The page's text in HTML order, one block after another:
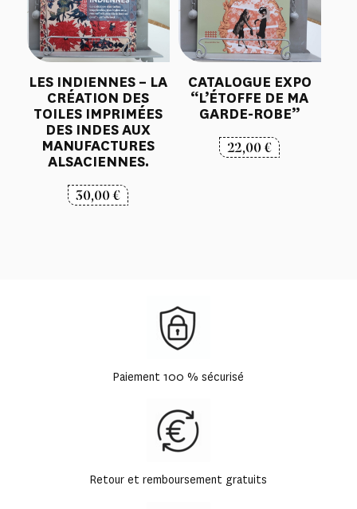
LES INDIENNES – LA
CRÉATION DES
TOILES IMPRIMÉES
DES INDES AUX
MANUFACTURES
ALSACIENNES.
30,00€
CATALOGUE EXPO
“L’ÉTOFFE DE MA
GARDE-ROBE”
22,00€
Paiement 100 % sécurisé
Retour et remboursement gratuits